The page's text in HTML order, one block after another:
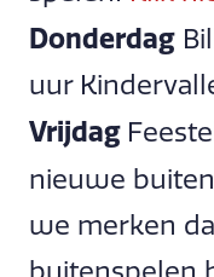
Donderdag
uur
Vrijdag
nieuwe
we merken